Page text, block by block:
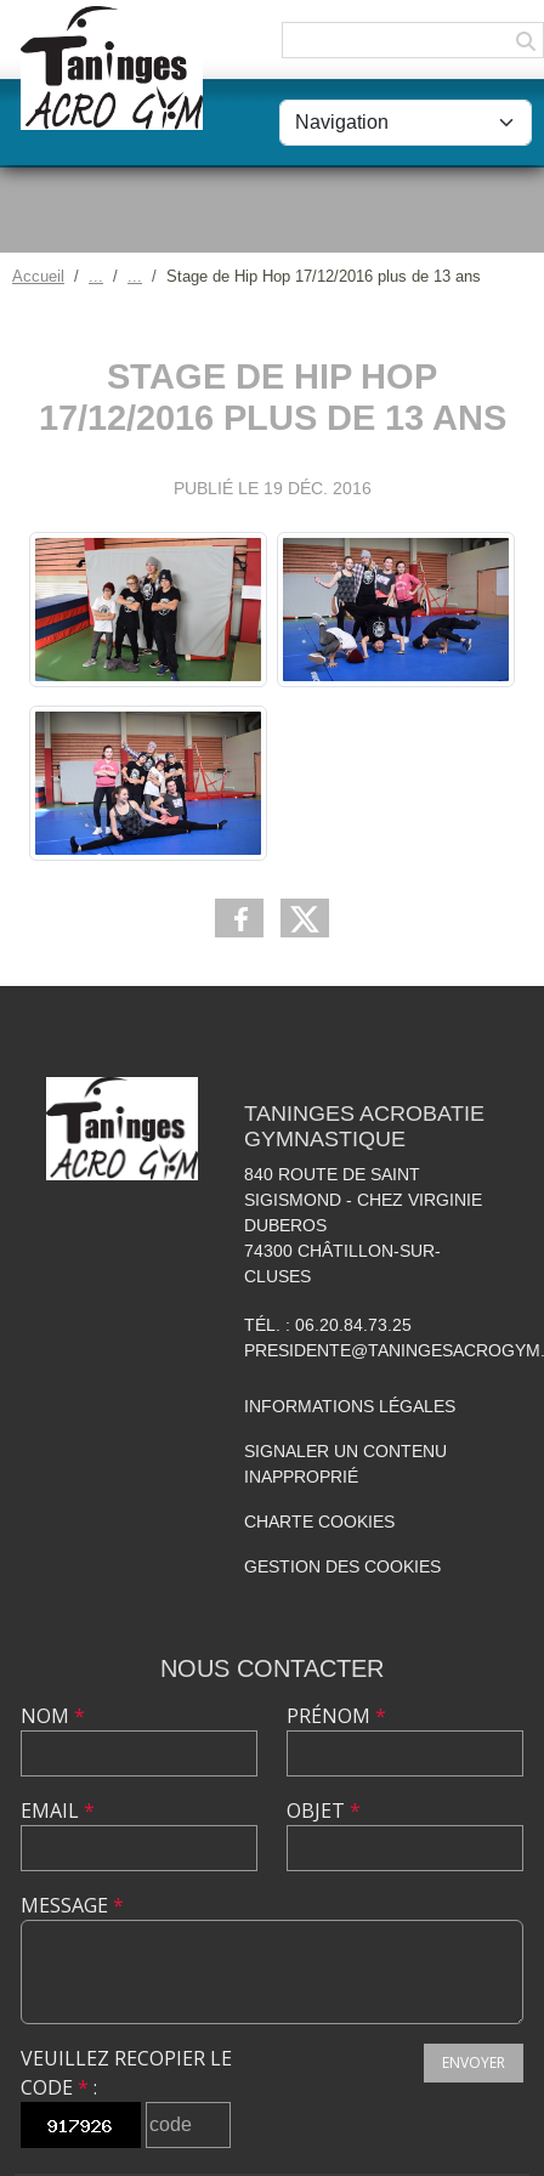
Accueil Stage de Hip Hop 17/12/2016 plus de 13 ans
STAGE DE HIP HOP
17/12/2016 PLUS DE 13 ANS
PUBLIÉ LE 19 DÉC. 2016
TANINGES ACROBATIE
GYMNASTIQUE
840 ROUTE DE SAINT
SIGISMOND - CHEZ VIRGINIE
DUBEROS
74300 CHÂTILLON-SUR-
CLUSES
TÉL. : 06.20.84.73.25
INFORMATIONS LÉGALES
SIGNALER UN CONTENU
INAPPROPRIÉ
CHARTE COOKIES
GESTION DES COOKIES
NOUS CONTACTER
NOM *
EMAIL*
PRÉNOM *
OBJET *
MESSAGE *
VEUILLEZ RECOPIER LE
CODE * :
ENVOYER
Panneau de gestion des cookies